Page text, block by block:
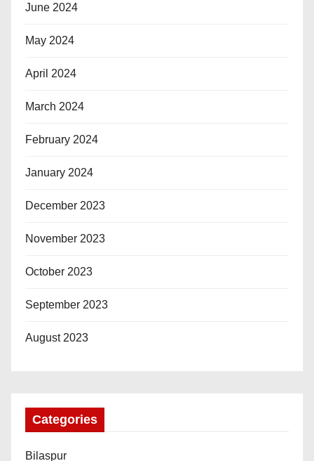
June 2024
May 2024
April 2024
March 2024
February 2024
January 2024
December 2023
November 2023
October 2023
September 2023
August 2023
Categories
Bilaspur